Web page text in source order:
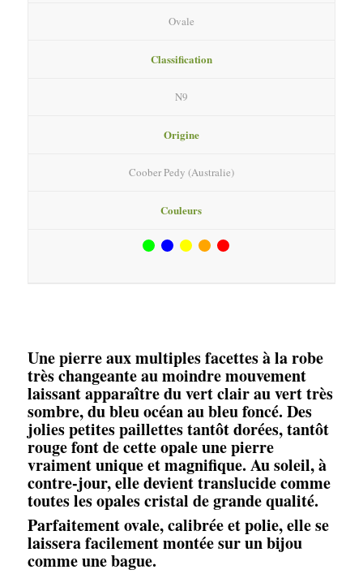
Ovale
Classification
N9
Origine
Coober Pedy (Australie)
Couleurs
Une pierre aux multiples facettes à la robe
très changeante au moindre mouvement
laissant apparaître du vert clair au vert très
sombre, du bleu océan au bleu foncé. Des
jolies petites paillettes tantôt dorées, tantôt
rouge font de cette opale une pierre
vraiment unique et magnifique. Au soleil, à
contre-jour, elle devient translucide comme
toutes les opales cristal de grande qualité.
Parfaitement ovale, calibrée et polie, elle se
laissera facilement montée sur un bijou
comme une bague.